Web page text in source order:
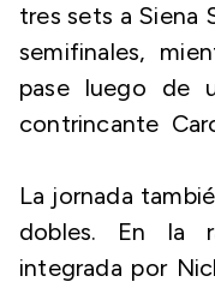
tres sets a Siena
semifinales,
pase luego de
contrincante
La jornada
dobles. En la
integrada por